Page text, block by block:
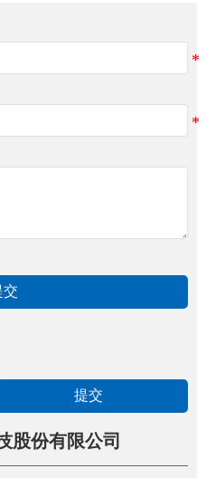
交
提交
股份有限公司